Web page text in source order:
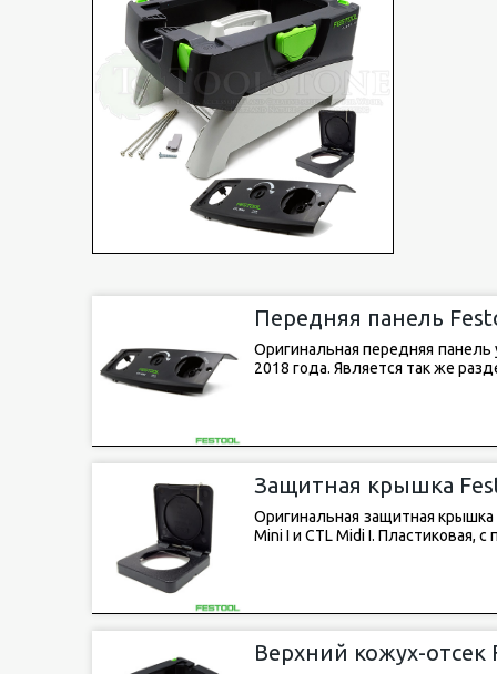
Передняя панель
Оригинальная передняя
2018 года. Является так же
Защитная крышка
Оригинальная защитная
Mini I и CTL Midi I. Пластиковая,
Верхний кожух-отсек